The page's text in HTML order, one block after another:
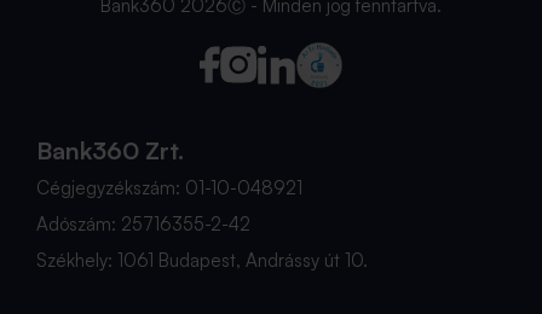
Bank360 2026Ⓒ - Minden jog fenntartva.
Bank360 Zrt.
Cégjegyzékszám: 01-10-048921
Adószám: 25716355-2-42
Székhely: 1061 Budapest, Andrássy út 10.